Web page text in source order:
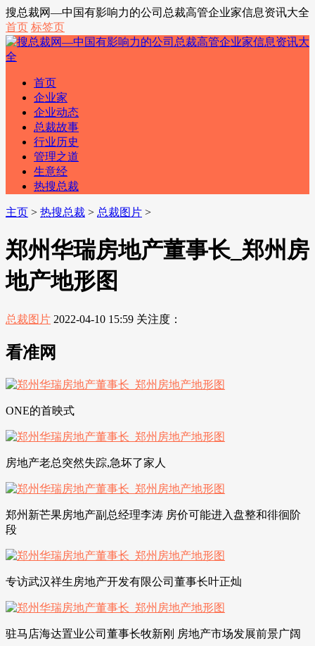
搜总裁网—中国有影响力的公司总裁高管企业家信息资讯大全
首页 标签页
首页
企业家
企业动态
总裁故事
行业历史
管理之道
生意经
热搜总裁
主页 > 热搜总裁 > 总裁图片 >
郑州华瑞房地产董事长_郑州房
地产地形图
总裁图片 2022-04-10 15:59 关注度：
看准网
ONE的首映式
房地产老总突然失踪,急坏了家人
郑州新芒果房地产副总经理李涛 房价可能进入盘整和徘徊阶
段
专访武汉祥生房地产开发有限公司董事长叶正灿
驻马店海达置业公司董事长牧新刚 房地产市场发展前景广阔